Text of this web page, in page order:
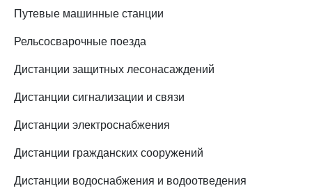
Путевые машинные станции
Рельсосварочные поезда
Дистанции защитных лесонасаждений
Дистанции сигнализации и связи
Дистанции электроснабжения
Дистанции гражданских сооружений
Дистанции водоснабжения и водоотведения